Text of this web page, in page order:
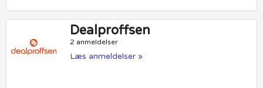
Dealproffsen
2 anmeldelser
Læs anmeldelser »